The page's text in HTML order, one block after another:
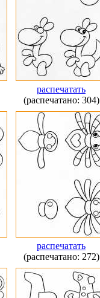
распечатать
(распечатано: 304)
распечатать
(распечатано: 272)